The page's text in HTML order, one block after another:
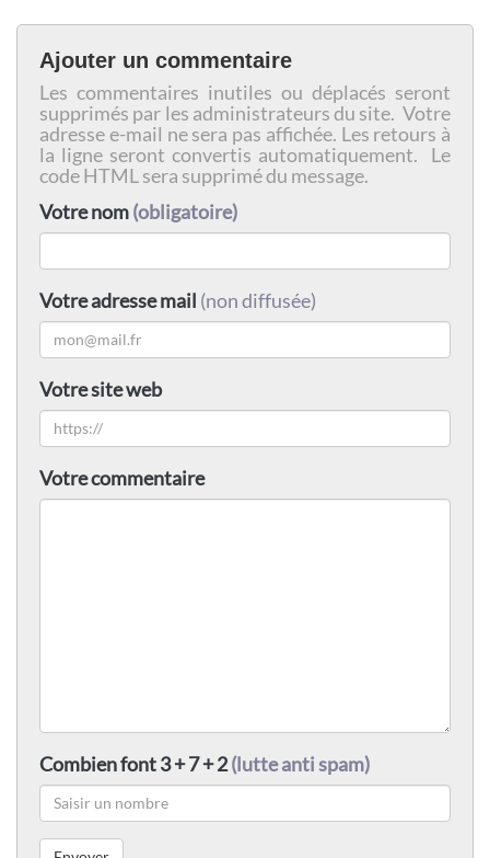
Ajouter un commentaire
Les commentaires inutiles ou déplacés seront
supprimés par les administrateurs du site. Votre
adresse e-mail ne sera pas affichée. Les retours à
la ligne seront convertis automatiquement. Le
code HTML sera supprimé du message.
Votre nom(obligatoire)
Votre adresse mail (non diffusée)
Votre site web
Votre commentaire
Combien font 3 + 7 + 2(lutte anti spam)